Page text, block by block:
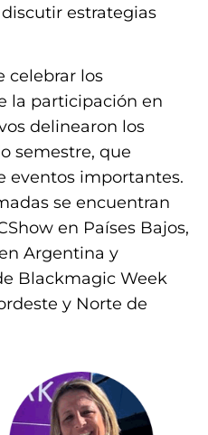
estrategias
celebrar los
la participación en
delinearon los
semestre, que
eventos importantes.
se encuentran
en Países Bajos,
Argentina y
Blackmagic Week
y Norte de